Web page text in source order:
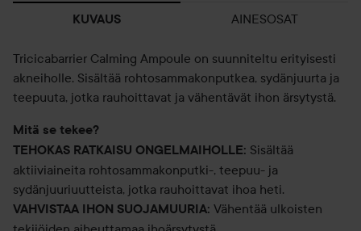
KUVAUS AINESOSAT
Tricicabarrier Calming Ampoule on suunniteltu erityisesti
akneiholle. Sisältää rohtosammakonputkea, sydänjuurta ja
teepuuta, jotka rauhoittavat ja vähentävät ihon ärsytystä.
Mitä se tekee?
TEHOKAS RATKAISU ONGELMAIHOLLE: Sisältää
aktiiviaineita rohtosammakonputki-, teepuu- ja
sydänjuuriuutteista, jotka rauhoittavat ihoa heti.
VAHVISTAA IHON SUOJAMUURIA: Vähentää ulkoisten